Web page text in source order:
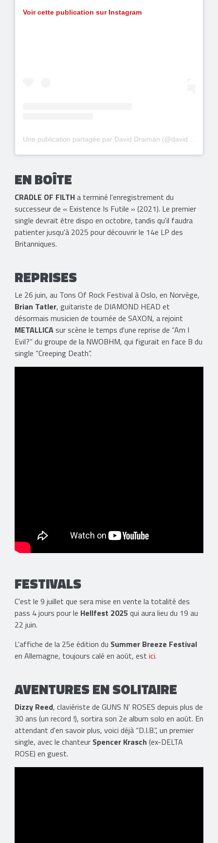
Voir cette publication sur Instagram
EN BOÎTE
CRADLE OF FILTHa terminé l'enregistrement du
successeur de « Existence Is Futile » (2021). Le premier
single devrait être dispo en octobre, tandis qu'il faudra
patienter jusqu'à 2025 pour découvrir le 14e LP des
Britanniques.
REPRISES
Le 26 juin, au Tons Of Rock Festival à Oslo, en Norvège,
Brian Tatler, guitariste de DIAMOND HEAD et
désormais musicien de tournée de SAXON, a rejoint
METALLICAsur scène le temps d'une reprise de “Am I
Evil?” du groupe de la NWOBHM, qui figurait en face B du
single “Creeping Death”.
FESTIVALS
C'est le 9 juillet que sera mise en vente la totalité des
pass 4 jours pour le Hellfest 2025 qui aura lieu du 19 au
22 juin.
L'affiche de la 25e édition du Summer Breeze Festival
en Allemagne, toujours calé en août, est ici.
AVENTURES EN SOLITAIRE
Dizzy Reed, claviériste de GUNS N' ROSES depuis plus de
30 ans (un record !), sortira son 2e album solo en août. En
attendant d'en savoir plus, voici déjà “D.I.B.”, un premier
single, avec le chanteur Spencer Krasch (ex-DELTA
ROSE) en guest.